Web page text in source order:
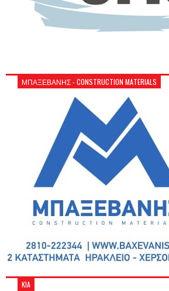
ΜΠΑΞΕΒΑΝΗΣ - CONSTRUCTION MATERIALS
KIA